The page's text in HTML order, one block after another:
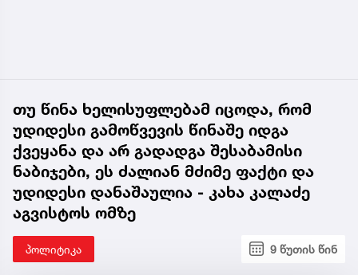
თუ წინა ხელისუფლებამ იცოდა, რომ
უდიდესი გამოწვევის წინაშე იდგა
ქვეყანა და არ გადადგა შესაბამისი
ნაბიჯები, ეს ძალიან მძიმე ფაქტი და
უდიდესი დანაშაულია - კახა კალაძე
აგვისტოს ომზე
პოლიტიკა 9 წუთის წინ